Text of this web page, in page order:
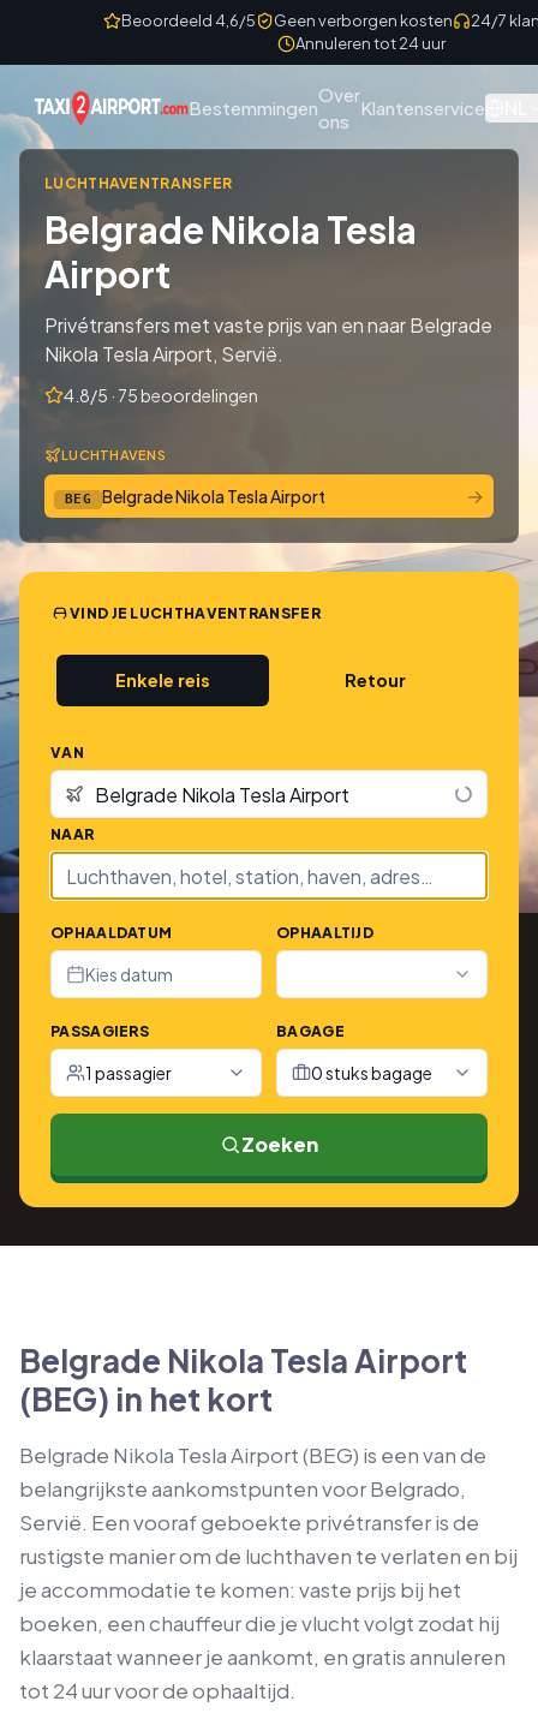
Skip to contentBeoordeeld 4,6/5 Geen verborgen kosten
24/7
Annuleren tot 24 uur
Bestemmingen
Over
ons
Klantenservice
LUCHTHAVENTRANSFER
Belgrade Nikola Tesla
Airport
Privétransfers met vaste prijs van en naar Belgrade
Nikola Tesla Airport, Servië.
4.8/5 · 75 beoordelingen
LUCHTHAVENS
BEG Belgrade Nikola Tesla Airport →
VIND JE LUCHTHAVENTRANSFER
Enkele reis Retour
VAN
NAAR
OPHAALDATUM
Kies datum
OPHAALTIJD
PASSAGIERS
1 passagier
BAGAGE
0 stuks bagage
Zoeken
Belgrade Nikola Tesla Airport
(BEG) in het kort
Belgrade Nikola Tesla Airport (BEG) is een van de
belangrijkste aankomstpunten voor Belgrado,
Servië. Een vooraf geboekte privétransfer is de
rustigste manier om de luchthaven te verlaten en bij
je accommodatie te komen: vaste prijs bij het
boeken, een chauffeur die je vlucht volgt zodat hij
klaarstaat wanneer je aankomt, en gratis annuleren
tot 24 uur voor de ophaaltijd.